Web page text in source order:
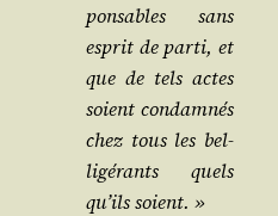
pon­sables sans
esprit de par­ti, et
que de tels actes
soient condam­nés
chez tous les bel­
li­gé­rants quels
qu’ils soient. »